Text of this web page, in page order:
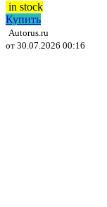
in stock
Купить
Autorus.ru
от 30.07.2026 00:16